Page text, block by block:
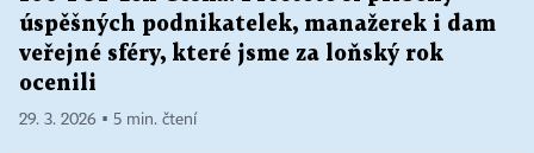
úspěšných podnikatelek, manažerek i dam
veřejné sféry, které jsme za loňský rok
ocenili
29. 3. 2026 ▪ 5 min. čtení